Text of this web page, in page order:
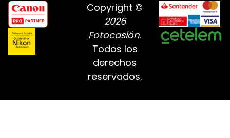
Copyright ©
2026
Fotocasión.
Todos los
derechos
reservados.